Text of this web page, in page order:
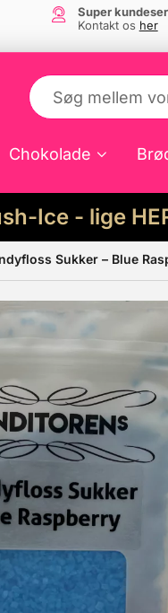
Super
Kontakt os her
Chokolade
Ice - lige
produkter
Sukker – Blue